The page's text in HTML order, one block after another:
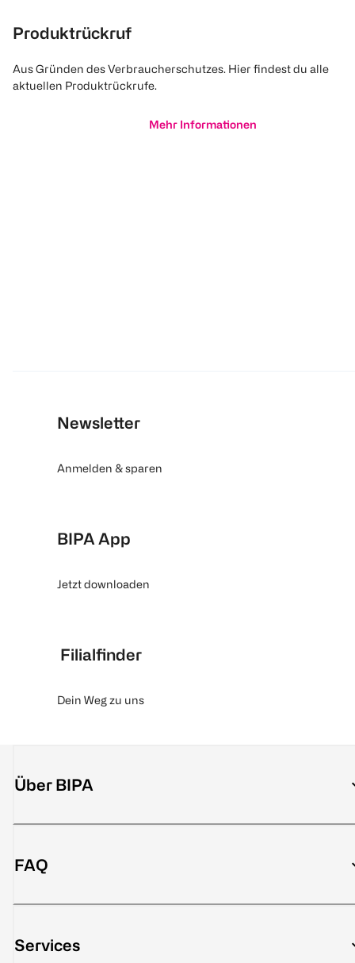
Produktrückruf
Aus Gründen des Verbraucherschutzes. Hier findest du alle
aktuellen Produktrückrufe.
Mehr Informationen
Newsletter
Anmelden & sparen
BIPA App
Jetzt downloaden
Filialfinder
Dein Weg zu uns
Über BIPA
FAQ
Services